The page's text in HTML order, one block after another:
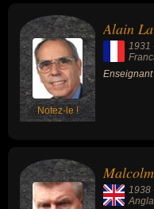
Notez-le !
Alain
1931
1938